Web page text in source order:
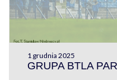
1 grudnia 2025
GRUPA BTLA